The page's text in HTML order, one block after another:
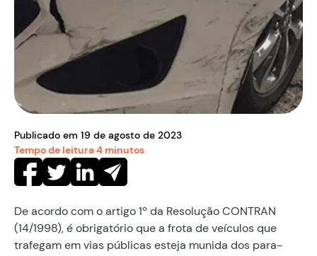
Publicado em 19 de agosto de 2023
Tempo de leitura4 minutos
De acordo com o artigo 1º da Resolução CONTRAN
(14/1998), é obrigatório que a frota de veículos que
trafegam em vias públicas esteja munida dos para-